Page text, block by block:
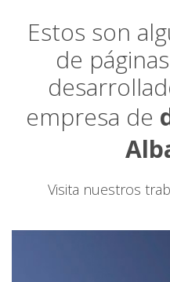
Estos son
de
empresa de
Visita nuestros